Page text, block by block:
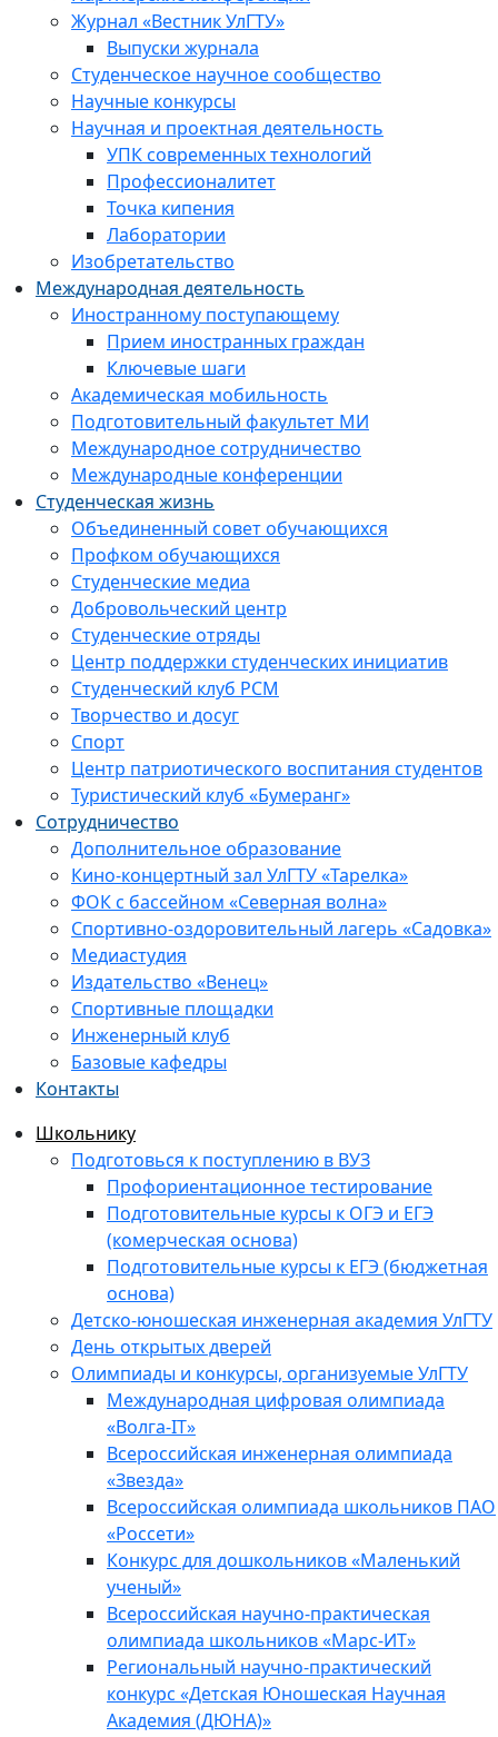
Журнал «Вестник УлГТУ»
Выпуски журнала
Студенческое научное сообщество
Научные конкурсы
Научная и проектная деятельность
УПК современных технологий
Профессионалитет
Точка кипения
Лаборатории
Изобретательство
Международная деятельность
Иностранному поступающему
Прием иностранных граждан
Ключевые шаги
Академическая мобильность
Подготовительный факультет МИ
Международное сотрудничество
Международные конференции
Студенческая жизнь
Объединенный совет обучающихся
Профком обучающихся
Студенческие медиа
Добровольческий центр
Студенческие отряды
Центр поддержки студенческих инициатив
Студенческий клуб РСМ
Творчество и досуг
Спорт
Центр патриотического воспитания студентов
Туристический клуб «Бумеранг»
Сотрудничество
Дополнительное образование
Кино-концертный зал УлГТУ «Тарелка»
ФОК с бассейном «Северная волна»
Спортивно-оздоровительный лагерь «Садовка»
Медиастудия
Издательство «Венец»
Спортивные площадки
Инженерный клуб
Базовые кафедры
Контакты
Школьнику
Подготовься к поступлению в ВУЗ
Профориентационное тестирование
Подготовительные курсы к ОГЭ и ЕГЭ
(комерческая основа)
Подготовительные курсы к ЕГЭ (бюджетная
основа)
Детско-юношеская инженерная академия УлГТУ
День открытых дверей
Олимпиады и конкурсы, организуемые УлГТУ
Международная цифровая олимпиада
«Волга-IT»
Всероссийская инженерная олимпиада
«Звезда»
Всероссийская олимпиада школьников ПАО
«Россети»
Конкурс для дошкольников «Маленький
ученый»
Всероссийская научно-практическая
олимпиада школьников «Марс-ИТ»
Региональный научно-практический
конкурс «Детская Юношеская Научная
Академия (ДЮНА)»